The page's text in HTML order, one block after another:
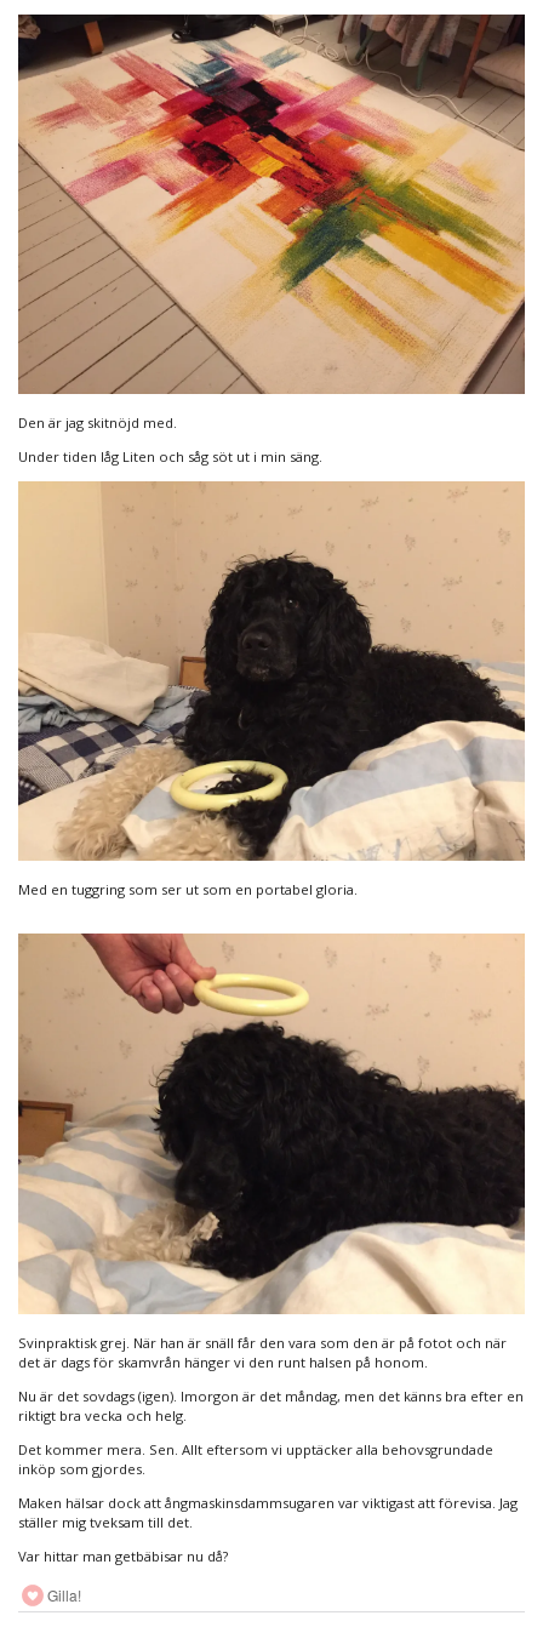
Den är jag skitnöjd med.
Under tiden låg Liten och såg söt ut i min säng.
Med en tuggring som ser ut som en portabel gloria.
Svinpraktisk grej. När han är snäll får den vara som den är på fotot och när
det är dags för skamvrån hänger vi den runt halsen på honom.
Nu är det sovdags (igen). Imorgon är det måndag, men det känns bra efter en
riktigt bra vecka och helg.
Det kommer mera. Sen. Allt eftersom vi upptäcker alla behovsgrundade
inköp som gjordes.
Maken hälsar dock att ångmaskinsdammsugaren var viktigast att förevisa. Jag
ställer mig tveksam till det.
Var hittar man getbäbisar nu då?
Gilla!